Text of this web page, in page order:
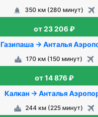
350 км (280 минут)
от 23 206 ₽
Газипаша → Анталья
170 км (150 минут)
от 14 876 ₽
Калкан → Анталья
244 км (225 минут)